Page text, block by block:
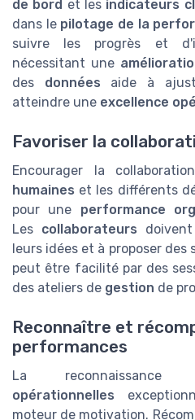
de bord et les indicateurs
dans le pilotage de la
suivre les progrès et
nécessitant une
des données aide à
atteindre une excellence
Favoriser la
Encourager la
humaines et les différents
pour une performance
Les collaborateurs
leurs idées et à proposer des
peut être facilité par des
des ateliers de gestion de
Reconnaître et
performances
La
opérationnelles
moteur de motivation.